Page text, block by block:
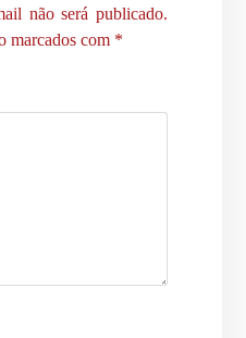
não será publicado.
marcados com *